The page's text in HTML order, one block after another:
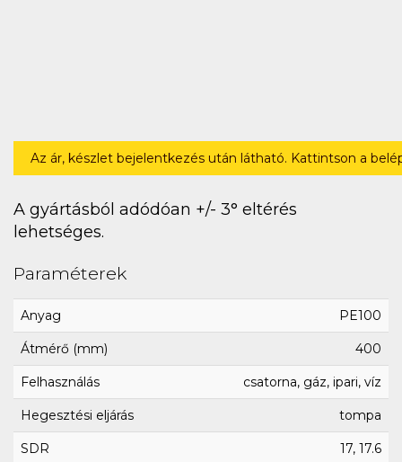
Az ár, készlet bejelentkezés után látható. Kattintson a
A gyártásból adódóan +/- 3° eltérés
lehetséges.
Paraméterek
Anyag PE100
Átmérő (mm) 400
Felhasználás csatorna, gáz, ipari, víz
Hegesztési eljárás tompa
SDR 17, 17.6